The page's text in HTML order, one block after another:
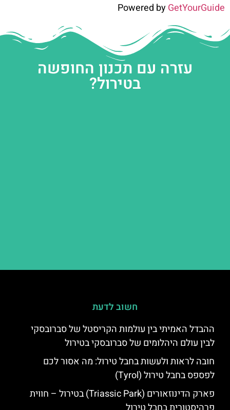
Powered byGetYourGuide
עזרה עם תכנון החופשה
בטירול?
חשוב לדעת
ההבדל האמיתי בין עולמות הקריסטל של סברובסקי
לבין עולם היהלומים של סברובסקי בטירול
חובה לראות ולעשות בחבל טירול: מה אסור לכם
לפספס בחבל טירול (Tyrol)
פארק הדינוזאורים (Triassic Park) בטירול – חווית